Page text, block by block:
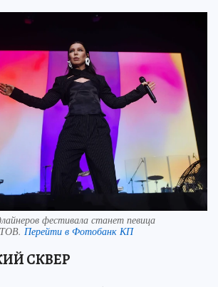
фестивала станет певица
Перейти в Фотобанк КП
СКВЕР